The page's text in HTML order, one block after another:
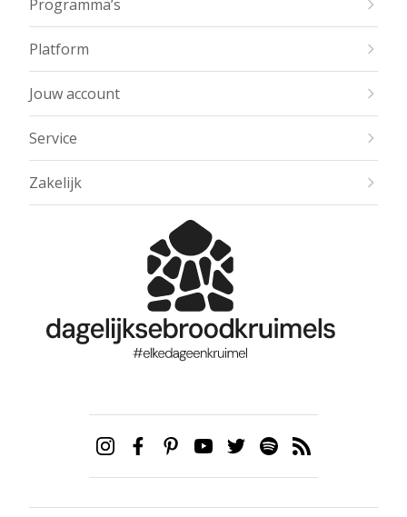
Programma’s
Platform
Jouw account
Service
Zakelijk